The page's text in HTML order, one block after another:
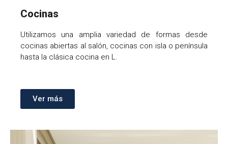
Cocinas
Utilizamos una amplia variedad de formas desde
cocinas abiertas al salón, cocinas con isla o península
hasta la clásica cocina en L.
Ver más